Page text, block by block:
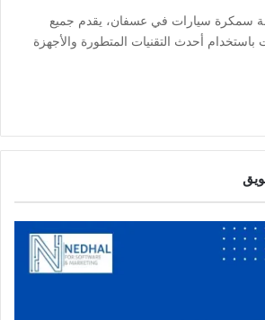
سمكرة سيارات في عسفان، يقدم جميع
أحدث التقنيات المتطورة والأجهزة